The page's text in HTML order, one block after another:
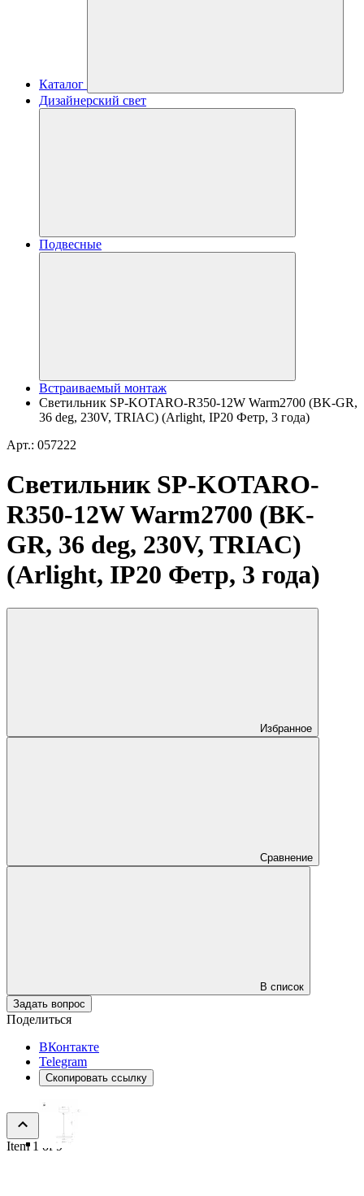
Каталог
Дизайнерский свет
Подвесные
Встраиваемый монтаж
Светильник SP-KOTARO-R350-12W Warm2700 (BK-GR,
36 deg, 230V, TRIAC) (Arlight, IP20 Фетр, 3 года)
Арт.: 057222
Светильник SP-KOTARO-
R350-12W Warm2700 (BK-
GR, 36 deg, 230V, TRIAC)
(Arlight, IP20 Фетр, 3 года)
Избранное
Сравнение
В список
Задать вопрос
Поделиться
ВКонтакте
Telegram
Скопировать ссылку
Item 1 of 9